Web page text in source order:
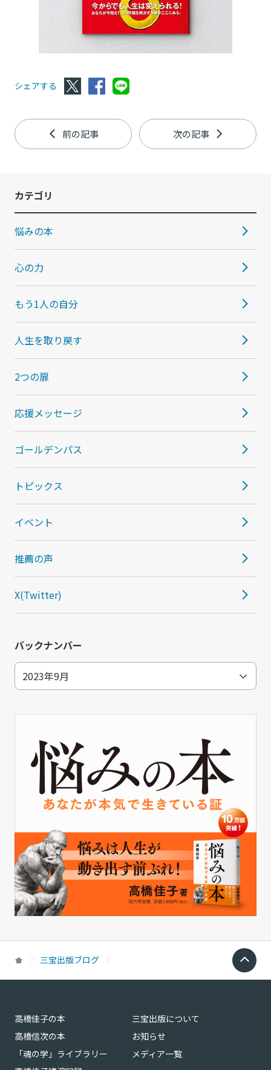
シェアする
前の記事 次の記事
カテゴリ
悩みの本
心の力
もう1人の自分
人生を取り戻す
2つの扉
応援メッセージ
ゴールデンパス
トピックス
イベント
推薦の声
X(Twitter)
バックナンバー
三宝出版ブログ
高橋佳子の本
高橋信次の本
「魂の学」ライブラリー
三宝出版について
お知らせ
メディア一覧